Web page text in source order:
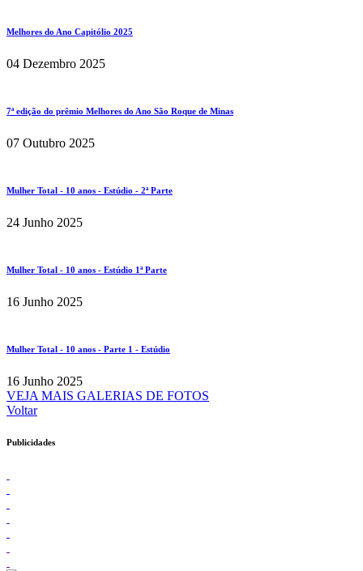
Melhores do Ano Capitólio 2025
04 Dezembro 2025
7ª edição do prêmio Melhores do Ano São Roque de Minas
07 Outubro 2025
Mulher Total - 10 anos - Estúdio - 2ª Parte
24 Junho 2025
Mulher Total - 10 anos - Estúdio 1ª Parte
16 Junho 2025
Mulher Total - 10 anos - Parte 1 - Estúdio
16 Junho 2025
VEJA MAIS GALERIAS DE FOTOS
Voltar
Publicidades